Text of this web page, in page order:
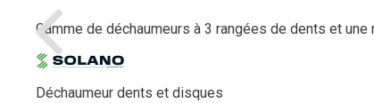
Gamme de déchaumeurs à 3 rangées de dents et
Déchaumeur dents et disques